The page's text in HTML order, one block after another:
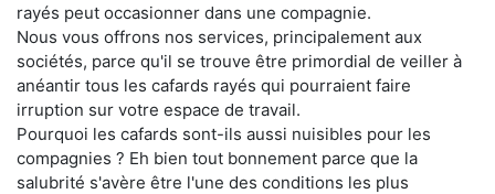
rayés peut occasionner dans une compagnie.
Nous vous offrons nos services, principalement aux
sociétés, parce qu'il se trouve être primordial de veiller à
anéantir tous les cafards rayés qui pourraient faire
irruption sur votre espace de travail.
Pourquoi les cafards sont-ils aussi nuisibles pour les
compagnies ? Eh bien tout bonnement parce que la
salubrité s'avère être l'une des conditions les plus